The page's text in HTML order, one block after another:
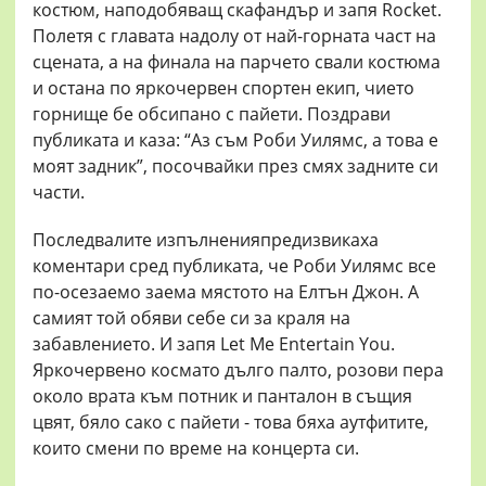
костюм, наподобяващ скафандър и запя Rocket.
Полетя с главата надолу от най-горната част на
сцената, а на финала на парчето свали костюма
и остана по яркочервен спортен екип, чието
горнище бе обсипано с пайети. Поздрави
публиката и каза: “Аз съм Роби Уилямс, а това е
моят задник”, посочвайки през смях задните си
части.
Последвалите изпълненияпредизвикаха
коментари сред публиката, че Роби Уилямс все
по-осезаемо заема мястото на Елтън Джон. А
самият той обяви себе си за краля на
забавлението. И запя Let Me Entertain You.
Яркочервено космато дълго палто, розови пера
около врата към потник и панталон в същия
цвят, бяло сако с пайети - това бяха аутфитите,
които смени по време на концерта си.